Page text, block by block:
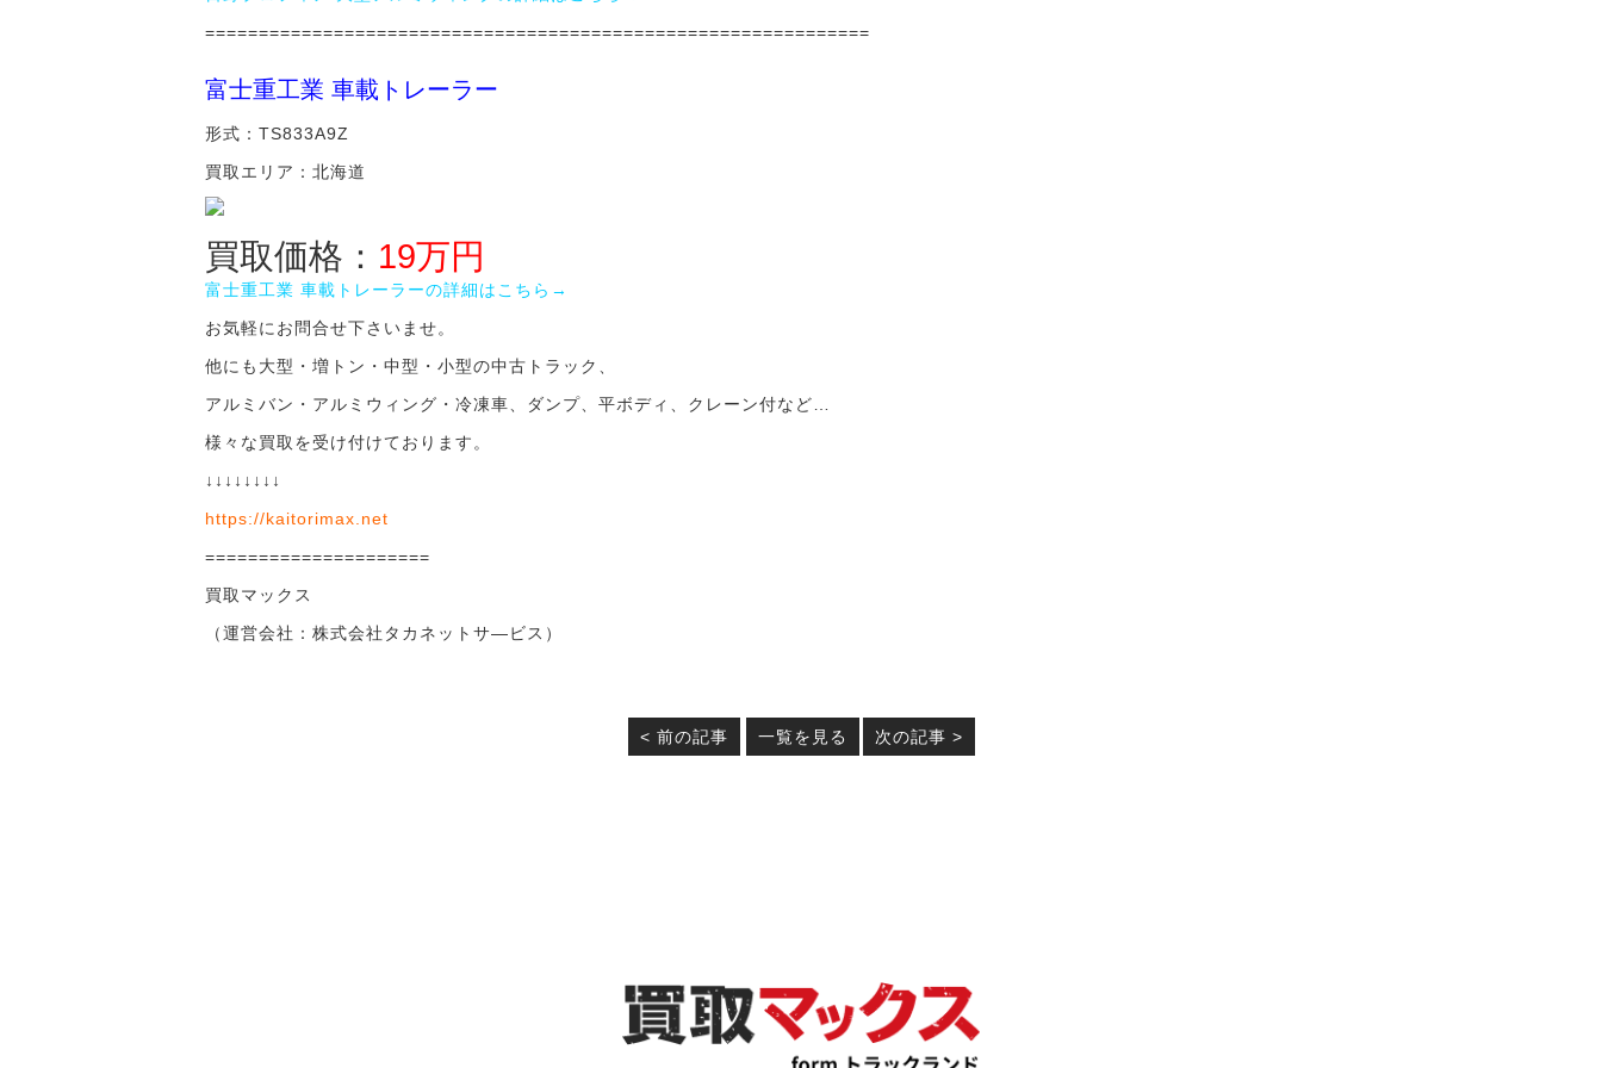
==============================================================
富士重工業 車載トレーラー
形式：TS833A9Z
買取エリア：北海道
買取価格： 19万円
富士重工業 車載トレーラーの詳細はこちら→
お気軽にお問合せ下さいませ。
他にも大型・増トン・中型・小型の中古トラック、
アルミバン・アルミウィング・冷凍車、ダンプ、平ボディ、クレーン付など…
様々な買取を受け付けております。
↓↓↓↓↓↓↓↓
https://kaitorimax.net
=====================
買取マックス
（運営会社：株式会社タカネットサ―ビス）
< 前の記事 一覧を見る 次の記事 >